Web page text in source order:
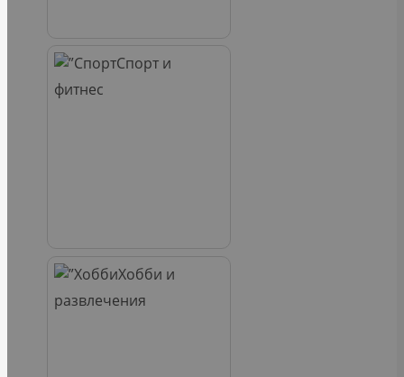
Спорт и
фитнес
Хобби и
развлечения